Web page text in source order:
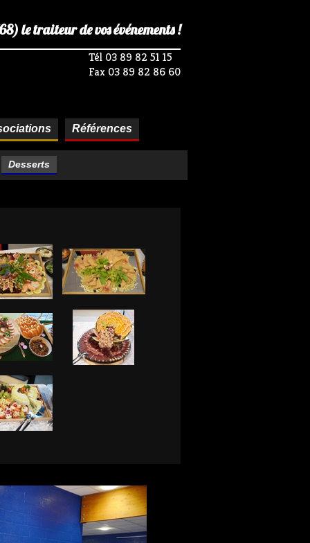
le traiteur de vos événements !
Tél 03 89 82 51 15
Fax 03 89 82 86 60
Références
Desserts